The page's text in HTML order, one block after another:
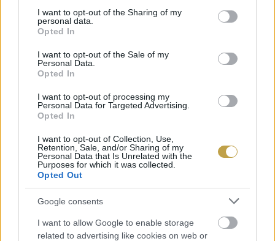
not limited to your visit or usage behaviour. You may click to
grant or deny consent to Google and its third-party tags to
use your data for below specified purposes in below Google
consent section.
I want to opt-out of the Sharing of my
personal data.
Opted In
I want to opt-out of the Sale of my
Personal Data.
Opted In
I want to opt-out of processing my
Personal Data for Targeted Advertising.
Opted In
I want to opt-out of Collection, Use,
Retention, Sale, and/or Sharing of my
Personal Data that Is Unrelated with the
Purposes for which it was collected.
Opted Out
Google consents
I want to allow Google to enable storage
related to advertising like cookies on web or
A hagyományos elkészítési mód elsőre
meglehetősen kegyetlennek tűnhet. A már
említettdrive.hu
eltávozzon, majd kétféleképpen készítik el őket.
Az egyik változat szerint egyszerűen lisztbe
forgatják, és forró olajban kisütik. A másik
módszernél a még élő rákokat előbb felvert
tojásos keverékbe helyezik, és néhány órán át
benne hagyják. Ezt követi a lisztezés és az